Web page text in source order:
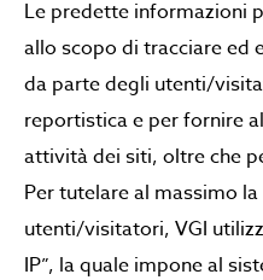
Le predette informazioni
allo scopo di tracciare ed
da parte degli utenti/
reportistica e per fornire
attività dei siti, oltre che
Per tutelare al massimo
utenti/visitatori, VGI
IP”, la quale impone al